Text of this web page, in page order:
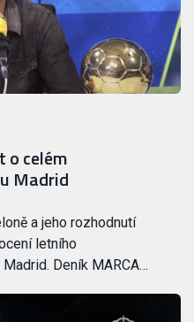
o celém
Madrid
a jeho rozhodnutí
letního
Deník MARCA…